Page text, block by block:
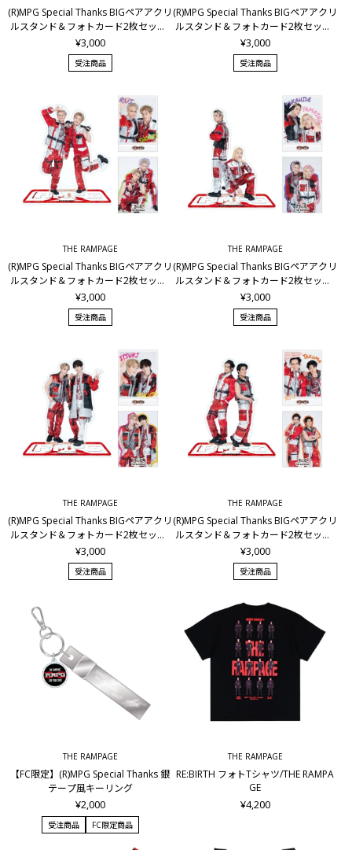
(R)MPG Special Thanks BIGペアアクリ
ルスタンド＆フォトカード2枚セット/
RIKU&武知海青
¥3,000
受注商品
(R)MPG Special Thanks BIGペアアクリ
ルスタンド＆フォトカード2枚セット/
神谷健太&川村壱馬
¥3,000
受注商品
THE RAMPAGE
(R)MPG Special Thanks BIGペアアクリ
ルスタンド＆フォトカード2枚セット/
与那嶺瑠唯&浦川翔平
¥3,000
受注商品
THE RAMPAGE
(R)MPG Special Thanks BIGペアアクリ
ルスタンド＆フォトカード2枚セット/
山本彰吾&鈴木昂秀
¥3,000
受注商品
THE RAMPAGE
(R)MPG Special Thanks BIGペアアクリ
ルスタンド＆フォトカード2枚セット/
吉野北人&藤原樹
¥3,000
受注商品
THE RAMPAGE
(R)MPG Special Thanks BIGペアアクリ
ルスタンド＆フォトカード2枚セット/
龍&後藤拓磨
¥3,000
受注商品
THE RAMPAGE
【FC限定】(R)MPG Special Thanks 銀
テープ風キーリング
¥2,000
受注商品 FC限定商品
THE RAMPAGE
RE:BIRTH フォトTシャツ/THE RAMPA
GE
¥4,200